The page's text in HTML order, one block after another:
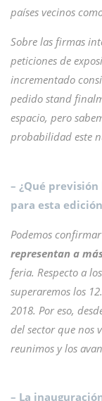
países vecinos
Sobre las firmas
peticiones de
incrementado
pedido stand
espacio, pero
probabilidad este
– ¿Qué
para esta
Podemos
representan a
feria. Respecto a
superaremos los
2018. Por eso,
del sector que nos
reunimos y los
– La